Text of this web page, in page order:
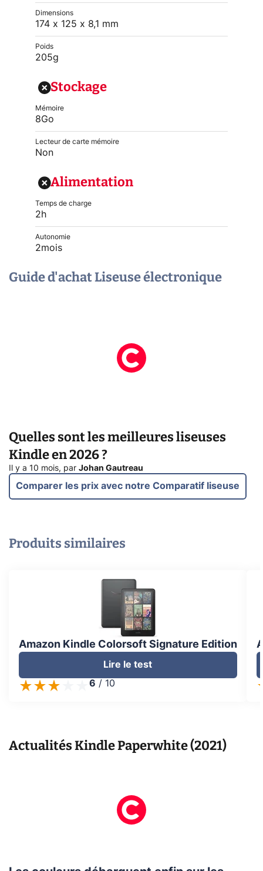
Dimensions
174 x 125 x 8,1 mm
Poids
205g
Stockage
Mémoire
8Go
Lecteur de carte mémoire
Non
Alimentation
Temps de charge
2h
Autonomie
2mois
Guide d'achat Liseuse électronique
Quelles sont les meilleures liseuses
Kindle en 2026 ?
Il y a 10 mois, par Johan Gautreau
Comparer les prix avec notre Comparatif liseuse
Produits similaires
Amazon Kindle Colorsoft Signature Edition
Lire le test
6 / 10
ActualitésKindle Paperwhite (2021)